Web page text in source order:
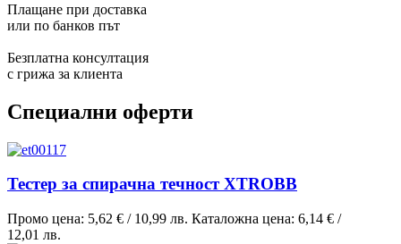
Плащане при доставка
или по банков път
Безплатна консултация
с грижа за клиента
Специални оферти
Тестер за спирачна течност XTROBB
Промо цена: 5,62 € / 10,99 лв. Каталожна цена: 6,14 € /
12,01 лв.